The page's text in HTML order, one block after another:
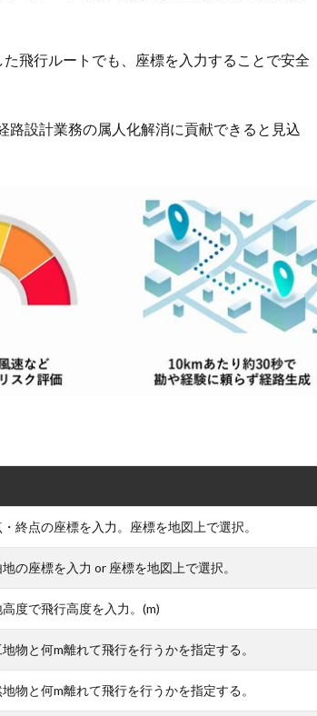
飛行ルートでも、座標を入力することで安全
設計業務の属人化解消に貢献できると見込
終点の座標を入力。座標を地図上で選択。
の座標を入力 or 座標を地図上で選択。
度で飛行高度を入力。(m)
地物と何m離れて飛行を行うかを指定する。
地物と何m離れて飛行を行うかを指定する。